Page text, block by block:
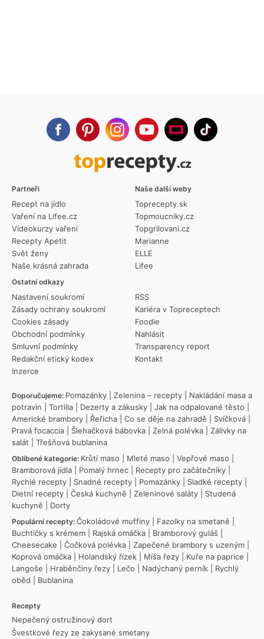
Partneři
Recept na jídlo
Vaření na Lifee.cz
Videokurzy vaření
Recepty Apetit
Svět ženy
Naše krásná zahrada
Ostatní odkazy
Nastavení soukromí
Zásady ochrany soukromí
Cookies zásady
Obchodní podmínky
Smluvní podmínky
Redakční etický kodex
Inzerce
RSS
Kariéra v Topreceptech
Foodie
Nahlásit
Transparency report
Kontakt
Naše další weby
Toprecepty.sk
Topmoucniky.cz
Topgrilovani.cz
Marianne
ELLE
Lifee
Doporučujeme: Pomazánky Zelenina – recepty
Nakládání masa a
potravin
Tortilla Dezerty a zákusky Jak na odpalované těsto
Americké brambory
Řeřicha Co se děje na zahradě Svíčková
Pravá focaccia
Šlehačková bábovka Zelná polévka
Zálivky na
salát
Třešňová bublanina
Oblíbené kategorie: Krůtí maso Mleté maso Vepřové maso
Bramborová jídla
Pomalý hrnec Recepty pro začátečníky
Rychlé recepty
Snadné recepty Pomazánky Sladké recepty
Dietní recepty
Česká kuchyně Zeleninové saláty
Studená
kuchyně
Dorty
Populární recepty: Čokoládové muffiny Fazolky na smetaně
Buchtičky s krémem
Rajská omáčka Bramborový guláš
Cheesecake
Čočková polévka Zapečené brambory s uzeným
Koprová omáčka
Holandský řízek Míša řezy Kuře na paprice
Langoše
Hraběnčiny řezy Lečo Nadýchaný perník
Rychlý
oběd
Bublanina
Recepty
Nepečený ostružinový dort
Švestkové řezy ze zakysané smetany